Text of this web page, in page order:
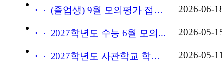
· (졸업생) 9월 모의평가 접수... 2026-06-
· 2027학년도 수능 6월 모의... 2026-05-
· 2027학년도 사관학교 학교장... 2026-05-